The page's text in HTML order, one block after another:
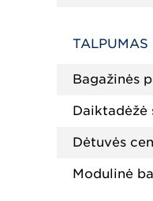
TALPUMAS
Bagažinės
Daiktadėžė
Dėtuvės
Modulinė